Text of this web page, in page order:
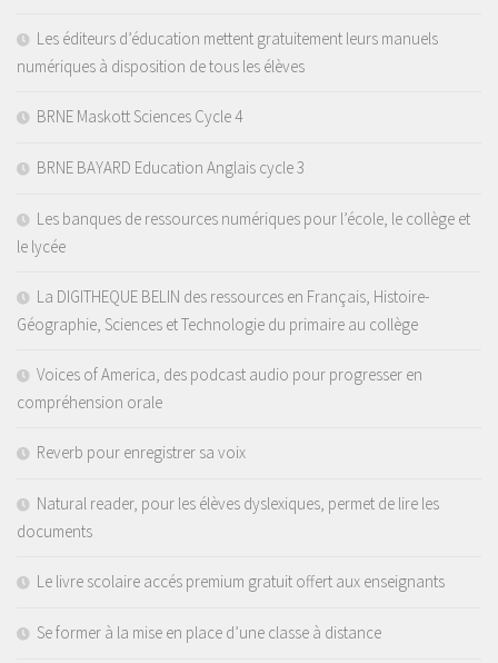
Les éditeurs d’éducation mettent gratuitement leurs manuels
numériques à disposition de tous les élèves
BRNE Maskott Sciences Cycle 4
BRNE BAYARD Education Anglais cycle 3
Les banques de ressources numériques pour l’école, le collège et
le lycée
La DIGITHEQUE BELIN des ressources en Français, Histoire-
Géographie, Sciences et Technologie du primaire au collège
Voices of America, des podcast audio pour progresser en
compréhension orale
Reverb pour enregistrer sa voix
Natural reader, pour les élèves dyslexiques, permet de lire les
documents
Le livre scolaire accés premium gratuit offert aux enseignants
Se former à la mise en place d’une classe à distance